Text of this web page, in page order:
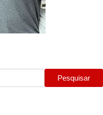
Pesquisar